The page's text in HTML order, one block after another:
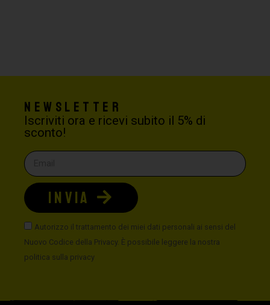
Newsletter
Iscriviti ora e ricevi subito il 5% di
sconto!
Autorizzo il trattamento dei miei dati personali ai sensi del
Nuovo Codice della Privacy. È possibile leggere la nostra
politica sulla privacy
INVIA